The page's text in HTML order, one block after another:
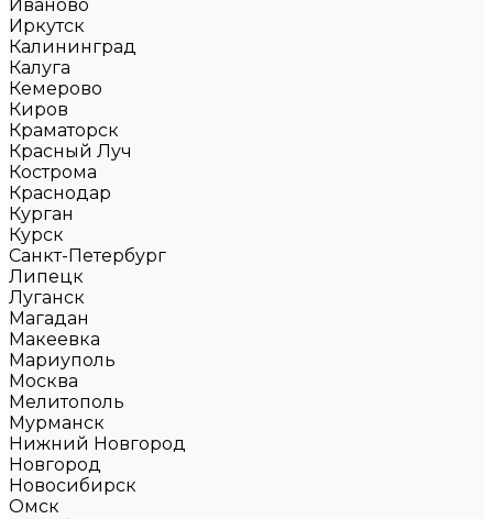
Иваново
Иркутск
Калининград
Калуга
Кемерово
Киров
Краматорск
Красный Луч
Кострома
Краснодар
Курган
Курск
Санкт-Петербург
Липецк
Луганск
Магадан
Макеевка
Мариуполь
Москва
Мелитополь
Мурманск
Нижний Новгород
Новгород
Новосибирск
Омск